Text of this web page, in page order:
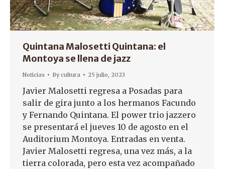
Quintana Malosetti Quintana: el
Montoya se llena de jazz
Noticias Bycultura 25 julio, 2023
Javier Malosetti regresa a Posadas para
salir de gira junto a los hermanos Facundo
y Fernando Quintana. El power trio jazzero
se presentará el jueves 10 de agosto en el
Auditorium Montoya. Entradas en venta.
Javier Malosetti regresa, una vez más, a la
tierra colorada, pero esta vez acompañado